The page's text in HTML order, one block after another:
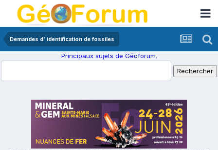
Demandes d' identification de fossiles
Principaux sujets de Géoforum.